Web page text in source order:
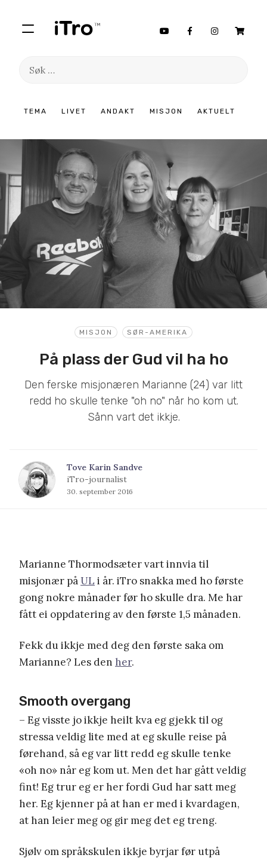
TEMA LIVET ANDAKT MISJON AKTUELT
Søk
innhold
MISJON SØR-AMERIKA
På plass der Gud vil ha ho
Den ferske misjonæren Marianne (24) var litt
redd ho skulle tenke "oh no" når ho kom ut.
Sånn vart det ikkje.
Tove Karin Sandve
iTro-journalist
30. september 2016
Marianne Thormodsæter vart innvia til
misjonær påUL i år. iTro snakka med ho første
gong nokre månader før ho skulle dra. Me har
fått ei oppdatering av den første 1,5 månaden.
Fekk du ikkje med deg den første saka om
Marianne? Les den her.
Smooth overgang
– Eg visste jo ikkje heilt kva eg gjekk til og
stressa veldig lite med at eg skulle reise på
førehand, så eg var litt redd eg skulle tenke
«oh no» når eg kom ut. Men det har gått veldig
fint! Eg trur eg er her fordi Gud har satt meg
her. Eg kjenner på at han er med i kvardagen,
at han leier meg og gir meg det eg treng.
Sjølv om språkskulen ikkje byrjar før utpå